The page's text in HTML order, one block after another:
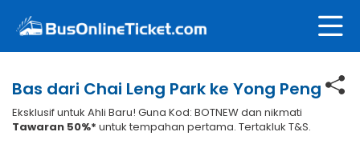
Bas dari Chai Leng Park ke Yong Peng
Eksklusif untuk Ahli Baru! Guna Kod: BOTNEW dan nikmati
Tawaran 50%* untuk tempahan pertama. Tertakluk T&S.